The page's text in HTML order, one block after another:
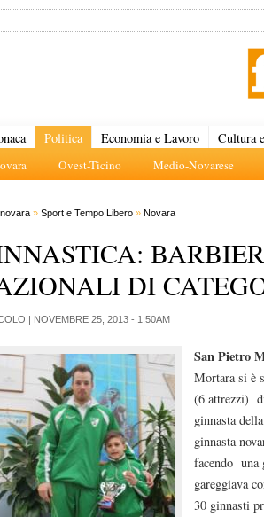
Politica
Ovest-Ticino Medio-Novarese
Economia e Lavoro Cultura
» Sport e Tempo Libero » Novara
DI
| NOVEMBRE 25, 2013 - 1:50AM
San Pietro
Mortara si è
(6 attrezzi)
ginnasta
ginnasta
facendo una
gareggiava
30 ginnasti